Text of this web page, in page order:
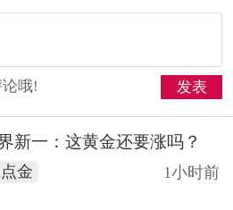
哦! 发表
新一：这黄金还要涨吗？
金 1小时前